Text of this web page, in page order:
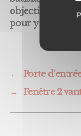
objectif, et
pour y parvenir !
←
Porte
→
Fenêtre 2